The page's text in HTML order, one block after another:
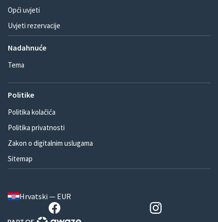
Opći uvjeti
Uvjeti rezervacije
Nadahnuće
Tema
Politike
Politika kolačića
Politika privatnosti
Zakon o digitalnim uslugama
Sitemap
Hrvatski — EUR